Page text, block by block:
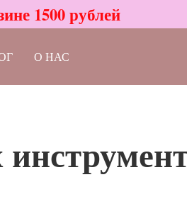
1500 рублей
О НАС